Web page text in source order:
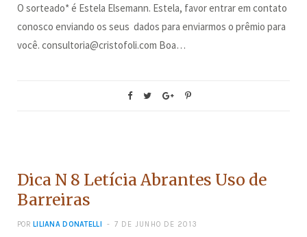
O sorteado* é Estela Elsemann. Estela, favor entrar em contato
conosco enviando os seus dados para enviarmos o prêmio para
você. consultoria@cristofoli.com Boa…
Dica N 8 Letícia Abrantes Uso de
Barreiras
POR LILIANA DONATELLI 7 DE JUNHO DE 2013